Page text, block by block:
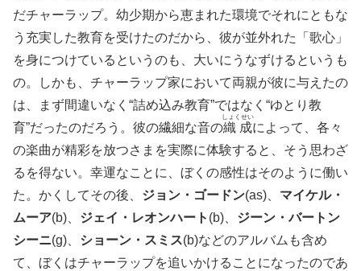
だチャーラップ。幼少期から恵まれた環境でそれにともな
う充実した教育を受けたのだから、彼が並外れた「歌心」
を身につけているというのも、大いにうなずけるというも
の。しかも、チャーラップ家において両親が彼に与えたの
は、まず間違いなく“詰め込み教育”ではなく“ゆとり教
育”だったのだろう。彼の繊細な音の織成
しょくせい
によって、各々
の楽曲が精彩を放つさまを実際に体験すると、そう思わざ
るを得ない。幸運なことに、ぼくの感性はそのように働い
た。かくしてその後、 ジョン・ゴードン(as)、 マイケル・
ムーア(b)、 ジェイ・レオンハート (b)、 ジーン・バートン
シーニ(g)、 ショーン・スミス(b)などのアルバムも含め
て、ぼくはチャーラップを追いかけることになったのであ